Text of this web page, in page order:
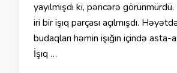
yayılmışdı ki, pəncərə
iri bir işıq parçası açılmışdı.
budaqları həmin işığın içində
İşıq …